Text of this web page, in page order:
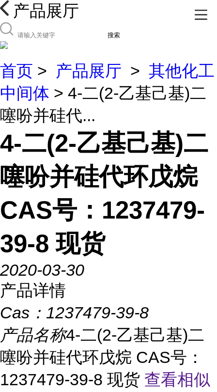
产品展厅
搜索
首页 > 产品展厅 > 其他化工
中间体 > 4-二(2-乙基己基)二
噻吩并硅代...
4-二(2-乙基己基)二
噻吩并硅代环戊烷
CAS号：1237479-
39-8 现货
2020-03-30
产品详情
Cas： 1237479-39-8
产品名称4-二(2-乙基己基)二
噻吩并硅代环戊烷 CAS号：
1237479-39-8 现货 查看相似